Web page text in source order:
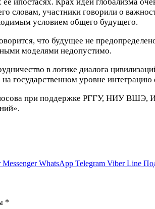
участники говорили о
условием общего будущего.
что будущее не
моделями недопустимо.
в логике диалога
государственном уровне интеграцию
при поддержке РГГУ, НИУ ВШЭ,
Messenger WhatsApp Telegram Viber Line
*